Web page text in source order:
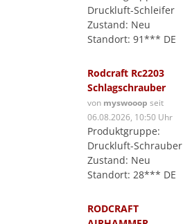
Druckluft-Schleifer
Zustand: Neu
Standort: 91*** DE
Rodcraft Rc2203
Schlagschrauber
von myswooop seit
06.08.2026, 10:50 Uhr
Produktgruppe:
Druckluft-Schrauber
Zustand: Neu
Standort: 28*** DE
RODCRAFT